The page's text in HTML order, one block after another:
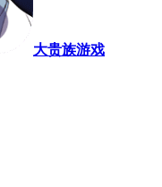
大贵族游戏